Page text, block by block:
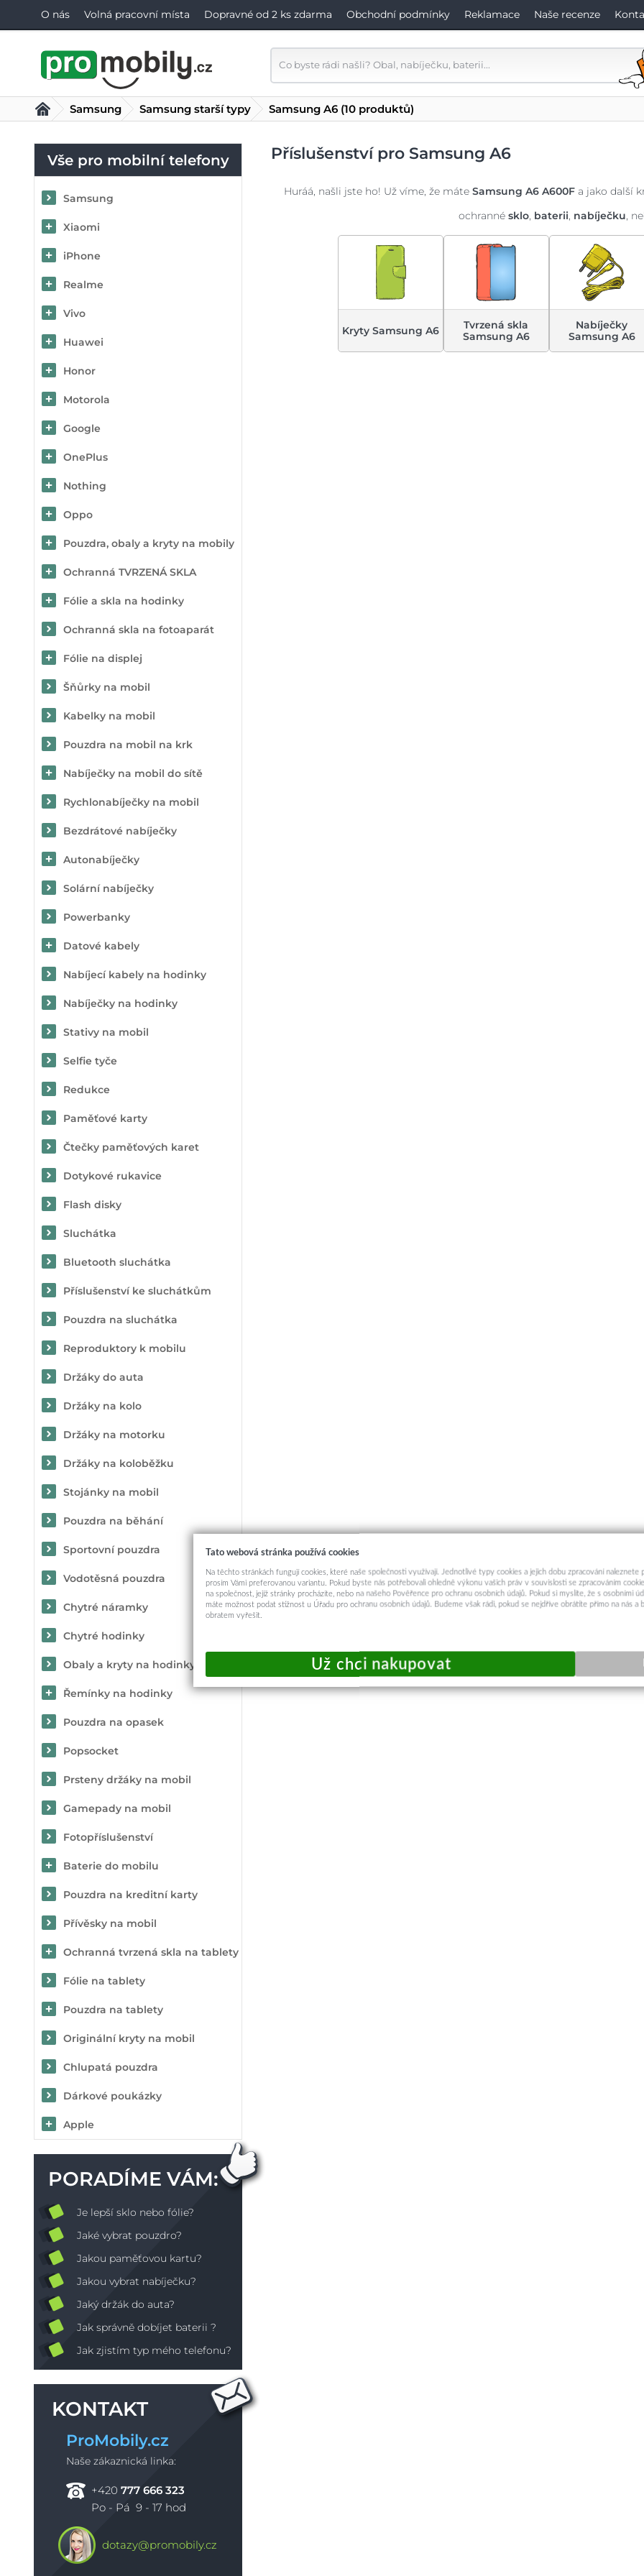
O nás Volná pracovní místa Dopravné od 2 ks zdarma Obchodní podmínky Reklamace Naše recenze
Vše pro mobilní telefony
Samsung
Xiaomi
iPhone
Realme
Vivo
Huawei
Honor
Motorola
Google
OnePlus
Nothing
Oppo
Pouzdra, obaly a kryty na mobily
Ochranná TVRZENÁ SKLA
Fólie a skla na hodinky
Ochranná skla na fotoaparát
Fólie na displej
Šňůrky na mobil
Kabelky na mobil
Pouzdra na mobil na krk
Nabíječky na mobil do sítě
Rychlonabíječky na mobil
Bezdrátové nabíječky
Autonabíječky
Solární nabíječky
Powerbanky
Datové kabely
Nabíjecí kabely na hodinky
Nabíječky na hodinky
Stativy na mobil
Selfie tyče
Redukce
Paměťové karty
Čtečky paměťových karet
Dotykové rukavice
Flash disky
Sluchátka
Bluetooth sluchátka
Příslušenství ke sluchátkům
Pouzdra na sluchátka
Reproduktory k mobilu
Držáky do auta
Držáky na kolo
Držáky na motorku
Držáky na koloběžku
Stojánky na mobil
Pouzdra na běhání
Sportovní pouzdra
Vodotěsná pouzdra
Chytré náramky
Chytré hodinky
Obaly a kryty na hodinky
Řemínky na hodinky
Pouzdra na opasek
Popsocket
Prsteny držáky na mobil
Gamepady na mobil
Fotopříslušenství
Baterie do mobilu
Pouzdra na kreditní karty
Přívěsky na mobil
Ochranná tvrzená skla na tablety
Fólie na tablety
Pouzdra na tablety
Originální kryty na mobil
Chlupatá pouzdra
Dárkové poukázky
Apple
PORADÍME VÁM:
Je lepší sklo nebo fólie?
Jaké vybrat pouzdro?
Jakou paměťovou kartu?
Jakou vybrat nabíječku?
Jaký držák do auta?
Jak správně dobíjet baterii ?
Jak zjistím typ mého telefonu?
KONTAKT
ProMobily.cz
Naše zákaznická linka:
+420 777 666 323
Po - Pá 9 - 17 hod
dotazy@promobily.cz
Samsung Samsung starší typy Samsung A6 (10 produktů)
Příslušenství pro Samsung A6
Huráá, našli jste ho! Už víme, že máte Samsung A6 A600F a jako další
ochranné sklo, baterii, nabíječku,
Kryty Samsung A6
Tvrzená skla
Samsung A6
Nabíječky
Samsung A6
Tato webová stránka používá cookies
Na těchto stránkách fungují cookies, které naše společnosti využívají. Jednotlivé typy cookies a jejich dobu zpracování naleznete
prosím Vámi preferovanou variantu. Pokud byste nás potřebovali ohledně výkonu vašich práv v souvislosti se zpracováním
na společnost, jejíž stránky procházíte, nebo na našeho Pověřence pro ochranu osobních údajů. Pokud si myslíte, že s osobními
máte možnost podat stížnost u Úřadu pro ochranu osobních údajů. Budeme však rádi, pokud se nejdříve obrátíte přímo na nás a
obratem vyřešit.